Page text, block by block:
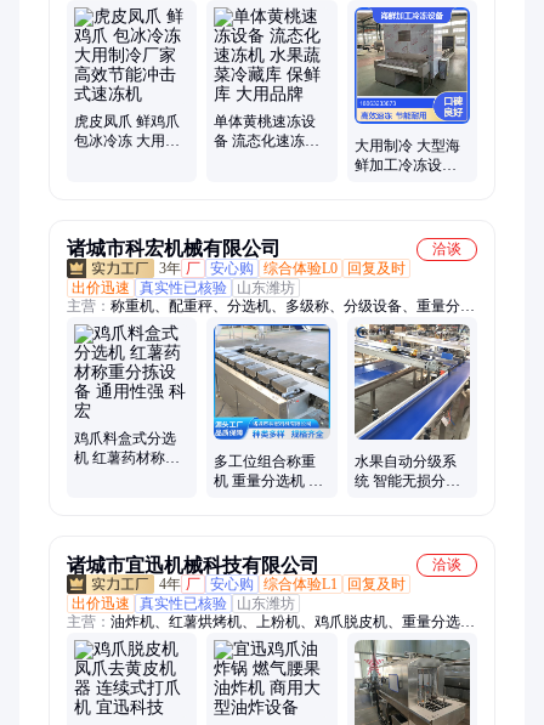
虎皮凤爪 鲜鸡爪
包冰冷冻 大用制
单体黄桃速冻设
备 流态化速冻机
大用制冷 大型海
鲜加工冷冻设备
诸城市科宏机械有限公司
洽谈
3年 厂 安心购 综合体验L0
回复及时
出价迅速
真实性已核验
山东潍坊
主营： 称重机、配重秤、分选机、多级称、分级设备、重量分级
机、组合称、组合机、直径分选机、分拣机、无损分选机、检重
秤、清洗机、配重机、组合秤、称重设备、筛选设备、配重组
合、分选设备、皮带分选机、料盒分选机、水果分选机、滚杠分
选机、多工位组合称、滚筒分选机
鸡爪料盒式分选
机 红薯药材称重
多工位组合称重
机 重量分选机 智
水果自动分级系
统 智能无损分选
诸城市宜迅机械科技有限公司
洽谈
4年 厂 安心购 综合体验L1
回复及时
出价迅速
真实性已核验
山东潍坊
主营： 油炸机、红薯烘烤机、上粉机、鸡爪脱皮机、重量分选
机、直径分选机、氯洗机、清洗机、烘干机、烘干房、上浆机、
上糠机、巧克力涂层机、燃气油炸机、油炸锅、真空包装机、盒
式包装机、拉伸膜包装机